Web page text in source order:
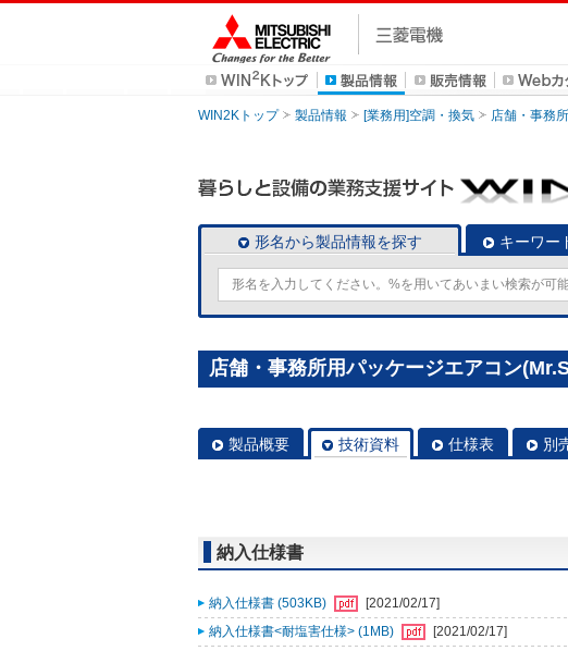
WIN2Kトップ 製品情報 [業務用]空調・換気 店舗・事務
形名から製品情報を探す キーワー
店舗・事務所用パッケージエアコン
製品概要 技術資料 仕様表 別
納入仕様書
納入仕様書 (503KB)
[2021/02/17]
納入仕様書<耐塩害仕様> (1MB)
[2021/02/17]